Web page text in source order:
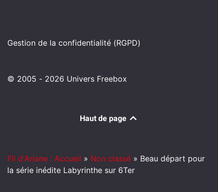
Gestion de la confidentialité (RGPD)
© 2005 - 2026 Univers Freebox
Haut de page
Fil d'Ariane : Accueil » Non classé » Beau départ pour
la série inédite Labyrinthe sur 6Ter